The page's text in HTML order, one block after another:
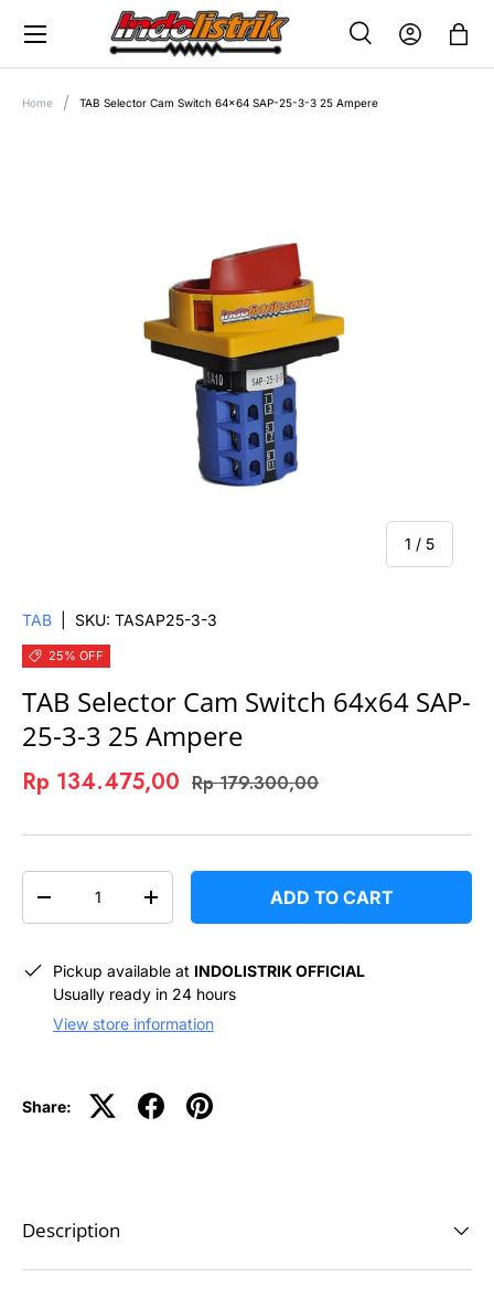
SKIP TO CONTENT
SEARCH
SearchLog in Bag
Home TAB Selector Cam Switch 64x64 SAP-25-3-3 25 Ampere
1 / of
5
TAB SKU: TASAP25-3-3
25% OFF
TAB Selector Cam Switch 64x64 SAP-
25-3-3 25 Ampere
Rp 134.475,00 Rp 179.300,00
+
ADD TO CART
Pickup available at INDOLISTRIK OFFICIAL
Usually ready in 24 hours
View store information
Share:
Description